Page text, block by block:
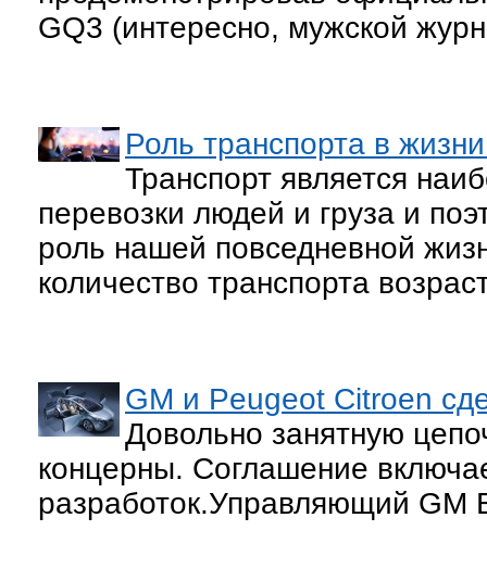
GQ3 (интересно, мужской
Роль транспорта в
Транспорт является
перевозки людей и груза и
роль нашей повседневной
количество транспорта
GM и Peugeot Citroen
Довольно занятную
концерны. Соглашение
разработок.Управляющий GM